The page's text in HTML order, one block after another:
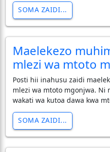
SOMA ZAIDI...
Maelekezo
mlezi wa mtoto
Posti hii inahusu zaidi
mlezi wa mtoto mgonjwa. Ni
wakati wa kutoa dawa kwa
SOMA ZAIDI...